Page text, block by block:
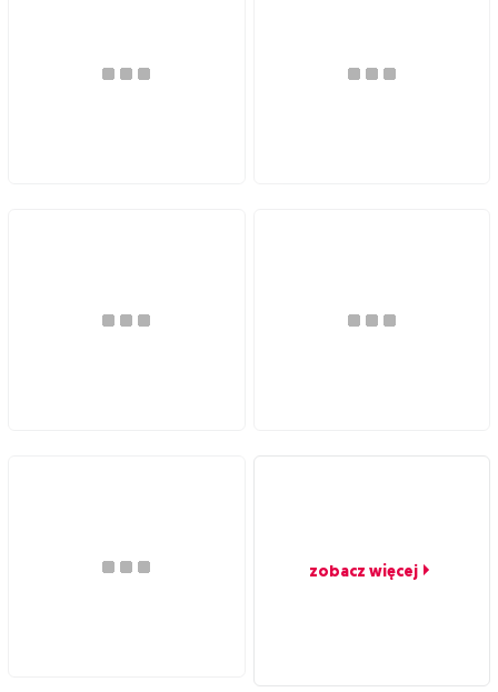
zobacz więcej